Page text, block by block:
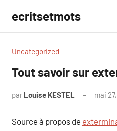
contenu
ecritsetmots
Uncategorized
Tout savoir sur
par Louise KESTEL mai
Source à propos de